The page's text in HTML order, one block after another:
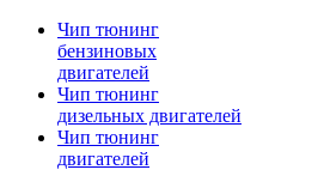
Чип тюнинг
бензиновых
двигателей
Чип тюнинг
дизельных двигателей
Чип тюнинг
двигателей